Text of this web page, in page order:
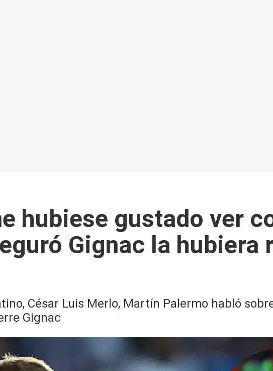
hubiese gustado ver
Gignac la hubiera
César Luis Merlo, Martín Palermo habló
Gignac